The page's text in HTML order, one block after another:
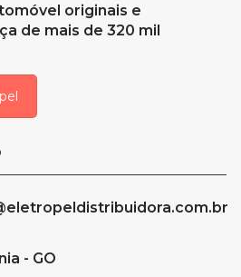
originais e
de mais de 320 mil
- GO